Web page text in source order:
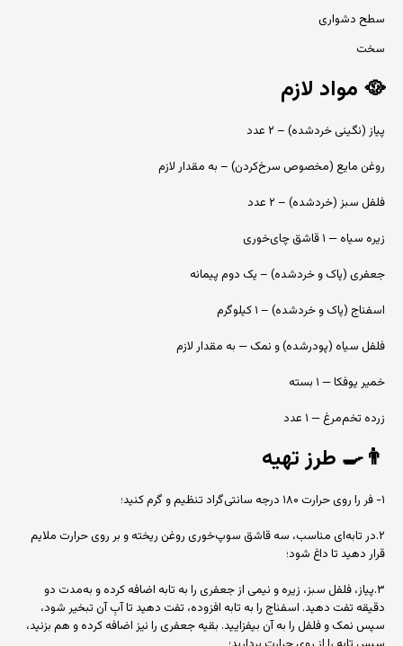
سطح دشواری
سخت
🥘 مواد لازم
پیاز (نگینی خردشده) – ۲ عدد
روغن مایع (مخصوص سرخ‌کردن) – به مقدار لازم
فلفل سبز (خردشده) – ۲ عدد
زیره سیاه — ۱ قاشق چای‌خوری
جعفری (پاک و خردشده) – یک دوم پیمانه
اسفناج (پاک و خردشده) – ۱ کیلوگرم
فلفل سیاه (پودرشده) و نمک — به مقدار لازم
خمیر یوفکا — ۱ بسته
زرده تخم‌مرغ — ۱ عدد
👨‍🍳 طرز تهیه
۱- فر را روی حرارت ۱۸۰ درجه سانتی‌گراد تنظیم و گرم کنید؛
۲.در تابه‌ای مناسب، سه قاشق سوپ‌خوری روغن ریخته و بر روی حرارت ملایم
قرار دهید تا داغ شود؛
۳.پیاز، فلفل سبز، زیره و نیمی از جعفری را به تابه اضافه کرده و به‌مدت دو
دقیقه تفت دهید. اسفناج را به تابه افزوده، تفت دهید تا آبِ آن تبخیر شود،
سپس نمک و فلفل را به آن بیفزایید. بقیه جعفری را نیز اضافه کرده و هم بزنید،